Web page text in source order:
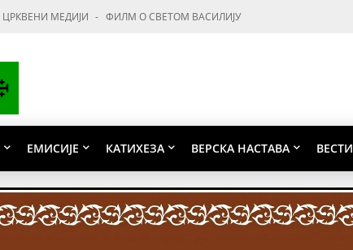
ЦРКВЕНИ МЕДИЈИ ФИЛМ О СВЕТОМ ВАСИЛИЈУ
ЕМИСИЈЕ КАТИХЕЗА ВЕРСКА НАСТАВА ВЕСТИ